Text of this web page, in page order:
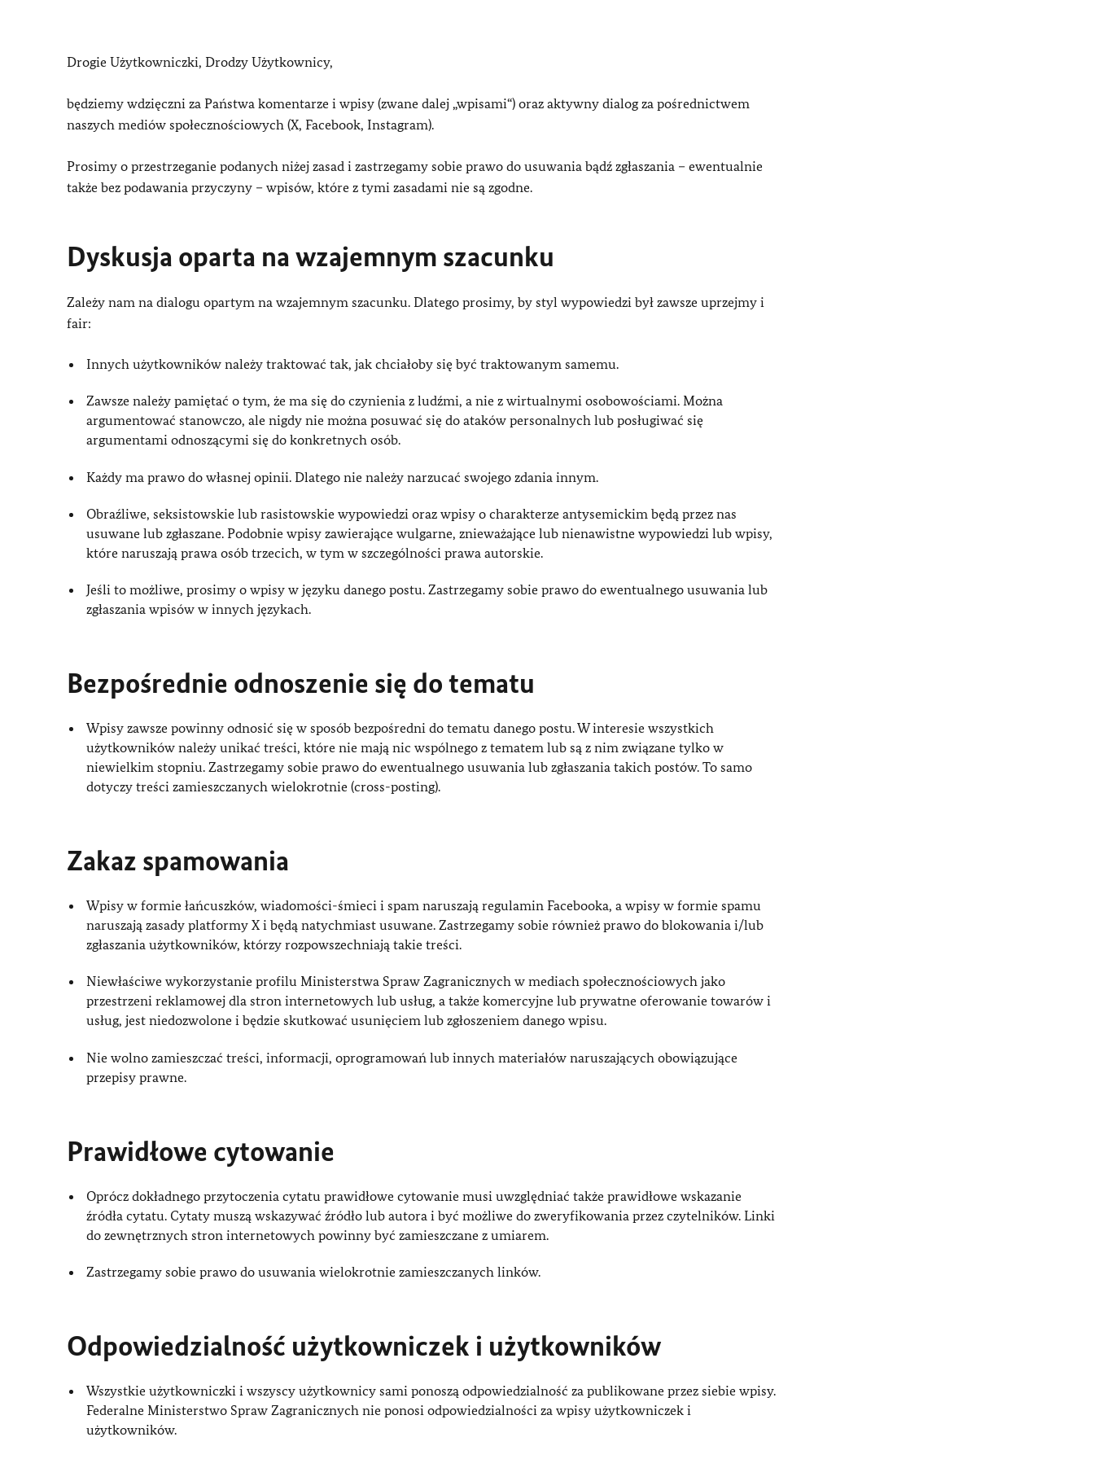
Drogie Użytkowniczki, Drodzy Użytkownicy,
będziemy wdzięczni za Państwa komentarze i wpisy (zwane dalej „wpisami“) oraz aktywny dialog za pośrednictwem
naszych mediów społecznościowych (X, Facebook, Instagram).
Prosimy o przestrzeganie podanych niżej zasad i zastrzegamy sobie prawo do usuwania bądź zgłaszania – ewentualnie
także bez podawania przyczyny – wpisów, które z tymi zasadami nie są zgodne.
Dyskusja oparta na wzajemnym szacunku
Zależy nam na dialogu opartym na wzajemnym szacunku. Dlatego prosimy, by styl wypowiedzi był zawsze uprzejmy i
fair:
Innych użytkowników należy traktować tak, jak chciałoby się być traktowanym samemu.
Zawsze należy pamiętać o tym, że ma się do czynienia z ludźmi, a nie z wirtualnymi osobowościami. Można
argumentować stanowczo, ale nigdy nie można posuwać się do ataków personalnych lub posługiwać się
argumentami odnoszącymi się do konkretnych osób.
Każdy ma prawo do własnej opinii. Dlatego nie należy narzucać swojego zdania innym.
Obraźliwe, seksistowskie lub rasistowskie wypowiedzi oraz wpisy o charakterze antysemickim będą przez nas
usuwane lub zgłaszane. Podobnie wpisy zawierające wulgarne, znieważające lub nienawistne wypowiedzi lub wpisy,
które naruszają prawa osób trzecich, w tym w szczególności prawa autorskie.
Jeśli to możliwe, prosimy o wpisy w języku danego postu. Zastrzegamy sobie prawo do ewentualnego usuwania lub
zgłaszania wpisów w innych językach.
Bezpośrednie odnoszenie się do tematu
Wpisy zawsze powinny odnosić się w sposób bezpośredni do tematu danego postu. W interesie wszystkich
użytkowników należy unikać treści, które nie mają nic wspólnego z tematem lub są z nim związane tylko w
niewielkim stopniu. Zastrzegamy sobie prawo do ewentualnego usuwania lub zgłaszania takich postów. To samo
dotyczy treści zamieszczanych wielokrotnie (cross-posting).
Zakaz spamowania
Wpisy w formie łańcuszków, wiadomości-śmieci i spam naruszają regulamin Facebooka, a wpisy w formie spamu
naruszają zasady platformy X i będą natychmiast usuwane. Zastrzegamy sobie również prawo do blokowania i/lub
zgłaszania użytkowników, którzy rozpowszechniają takie treści.
Niewłaściwe wykorzystanie profilu Ministerstwa Spraw Zagranicznych w mediach społecznościowych jako
przestrzeni reklamowej dla stron internetowych lub usług, a także komercyjne lub prywatne oferowanie towarów i
usług, jest niedozwolone i będzie skutkować usunięciem lub zgłoszeniem danego wpisu.
Nie wolno zamieszczać treści, informacji, oprogramowań lub innych materiałów naruszających obowiązujące
przepisy prawne.
Prawidłowe cytowanie
Oprócz dokładnego przytoczenia cytatu prawidłowe cytowanie musi uwzględniać także prawidłowe wskazanie
źródła cytatu. Cytaty muszą wskazywać źródło lub autora i być możliwe do zweryfikowania przez czytelników. Linki
do zewnętrznych stron internetowych powinny być zamieszczane z umiarem.
Zastrzegamy sobie prawo do usuwania wielokrotnie zamieszczanych linków.
Odpowiedzialność użytkowniczek i użytkowników
Wszystkie użytkowniczki i wszyscy użytkownicy sami ponoszą odpowiedzialność za publikowane przez siebie wpisy.
Federalne Ministerstwo Spraw Zagranicznych nie ponosi odpowiedzialności za wpisy użytkowniczek i
użytkowników.